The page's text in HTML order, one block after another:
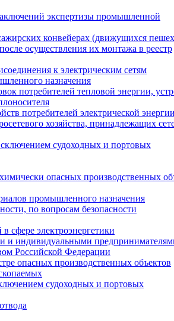
экспертизы промышленной
конвейерах (движущихся
осуществления их монтажа в реестр
к электрическим сетям
назначения
потребителей тепловой энергии,
потребителей электрической
хозяйства, принадлежащих
судоходных и портовых
опасных производственных
промышленного назначения
по вопросам безопасности
сфере электроэнергетики
и индивидуальными
Российской Федерации
опасных производственных объектов
судоходных и портовых